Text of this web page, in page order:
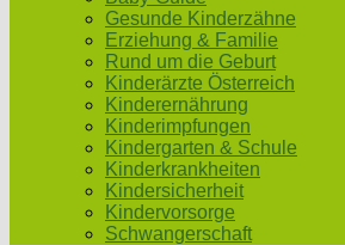
Gesunde Kinderzähne
Erziehung & Familie
Rund um die Geburt
Kinderärzte Österreich
Kinderernährung
Kinderimpfungen
Kindergarten & Schule
Kinderkrankheiten
Kindersicherheit
Kindervorsorge
Schwangerschaft